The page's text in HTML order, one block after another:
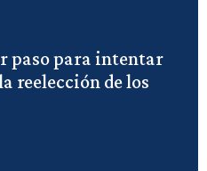
paso para intentar
reelección de los